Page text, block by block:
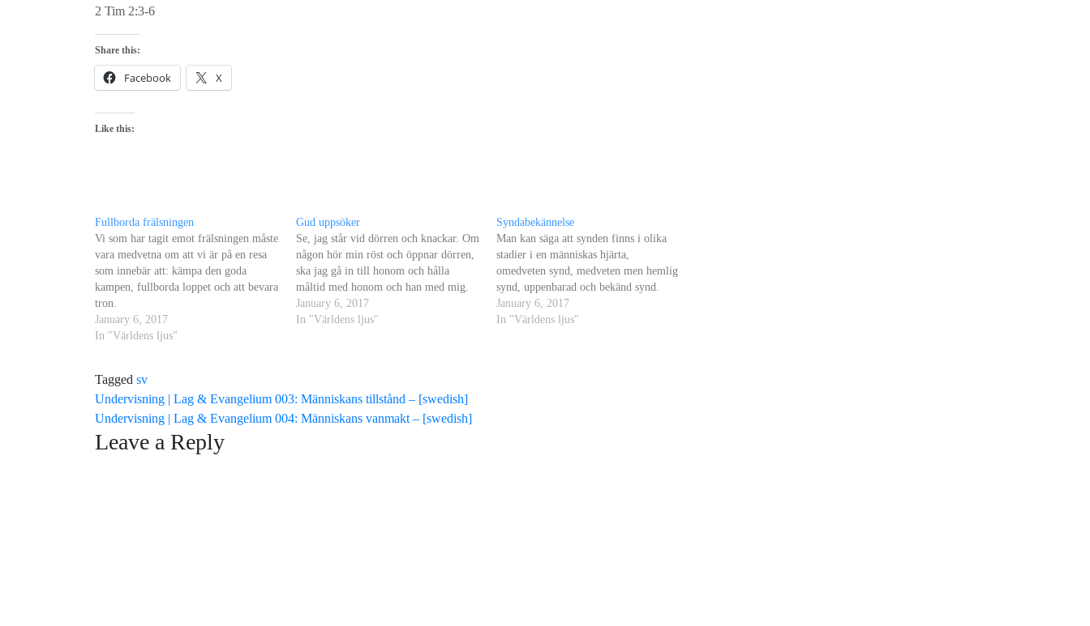
2 Tim 2:3-6
Share this:
Facebook X
Like this:
Fullborda frälsningen
Vi som har tagit emot frälsningen måste
vara medvetna om att vi är på en resa
som innebär att: kämpa den goda
kampen, fullborda loppet och att bevara
tron.
January 6, 2017
In "Världens ljus"
Gud uppsöker
Se, jag står vid dörren och knackar. Om
någon hör min röst och öppnar dörren,
ska jag gå in till honom och hålla
måltid med honom och han med mig.
January 6, 2017
In "Världens ljus"
Syndabekännelse
Man kan säga att synden finns i olika
stadier i en människas hjärta,
omedveten synd, medveten men hemlig
synd, uppenbarad och bekänd synd.
January 6, 2017
In "Världens ljus"
Tagged sv
Post
navigation
Undervisning | Lag & Evangelium 003: Människans tillstånd – [swedish]
Undervisning | Lag & Evangelium 004: Människans vanmakt – [swedish]
Leave a Reply